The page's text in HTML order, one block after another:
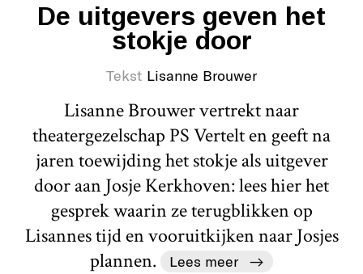
De uitgevers geven het
stokje door
Tekst Lisanne Brouwer
Lisanne Brouwer vertrekt naar
theatergezelschap PS Vertelt en geeft na
jaren toewijding het stokje als uitgever
door aan Josje Kerkhoven: lees hier het
gesprek waarin ze terugblikken op
Lisannes tijd en vooruitkijken naar Josjes
plannen.
Lees meer